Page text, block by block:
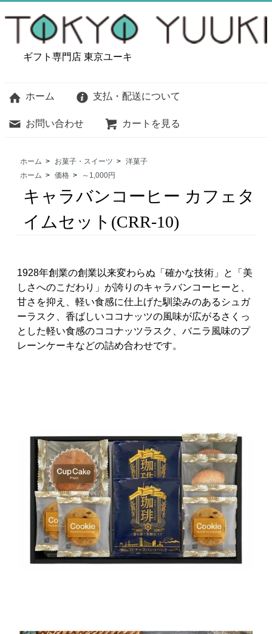
ギフト専門店 東京ユーキ
ホーム 支払・配送について
お問い合わせ カートを見る
ホーム > お菓子・スイーツ > 洋菓子
ホーム > 価格 > ～1,000円
キャラバンコーヒー カフェタ
イムセット(CRR-10)
1928年創業の創業以来変わらぬ「確かな技術」と「美
しさへのこだわり」が誇りのキャラバンコーヒーと、
甘さを抑え、軽い食感に仕上げた馴染みのあるシュガ
ーラスク、香ばしいココナッツの風味が広がるさくっ
とした軽い食感のココナッツラスク、バニラ風味のプ
レーンケーキなどの詰め合わせです。